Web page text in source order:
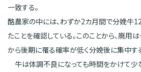
一致する。
酪農家の中には、わずか2カ月間で分娩牛
たことを確認している。このことから、廃
から後期に罹る確率が低く分娩後に集中す
牛は体調不良になっても時間をかけて少